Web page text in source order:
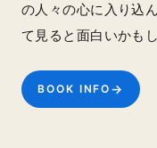
の人々の心に入り込
て見ると面白いかも
BOOK INFO →